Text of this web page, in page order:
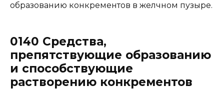
образованию конкрементов в желчном пузыре.
0140 Средства,
препятствующие образованию
и способствующие
растворению конкрементов